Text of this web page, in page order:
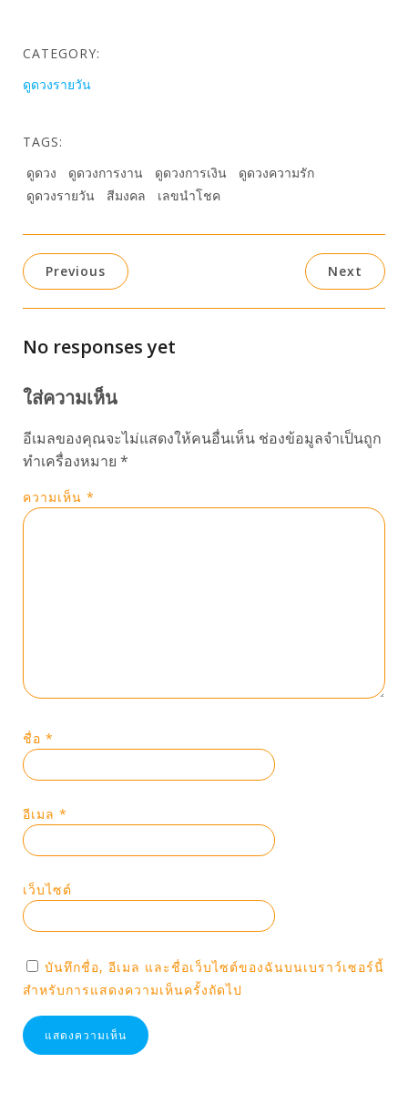
CATEGORY:
ดูดวงรายวัน
TAGS:
ดูดวง
ดูดวงการงาน ดูดวงการเงิน
ดูดวงความรัก
ดูดวงรายวัน
สีมงคล เลขนำโชค
Previous Next
No responses yet
ใส่ความเห็น
อีเมลของคุณจะไม่แสดงให้คนอื่นเห็น ช่องข้อมูลจำเป็นถูก
ทำเครื่องหมาย *
ความเห็น *
ชื่อ *
อีเมล *
เว็บไซต์
บันทึกชื่อ, อีเมล และชื่อเว็บไซต์ของฉันบนเบราว์เซอร์นี้
สำหรับการแสดงความเห็นครั้งถัดไป